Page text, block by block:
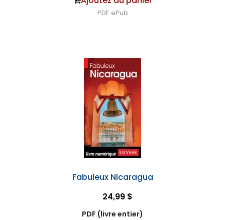
PDF ePub
Fabuleux Nicaragua
24,99 $
PDF (livre entier)